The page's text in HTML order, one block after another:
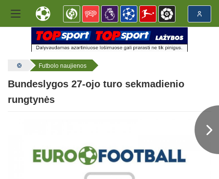
Futbolo naujienos
Bundeslygos 27-ojo turo sekmadienio
rungtynės